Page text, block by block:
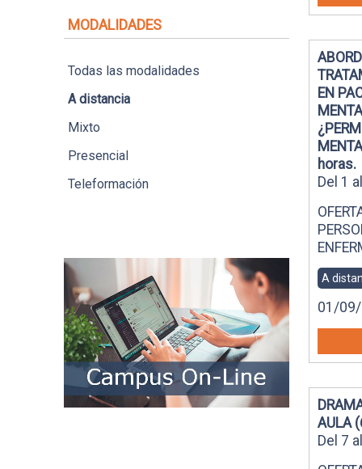
MODALIDADES
Todas las modalidades
A distancia
Mixto
Presencial
Teleformación
EN
horas.
Del 1
A
01/
AULA
Del 7